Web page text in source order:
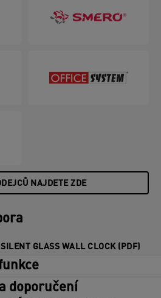
NAJDETE ZDE
GLASS WALL CLOCK (PDF)
doporučení